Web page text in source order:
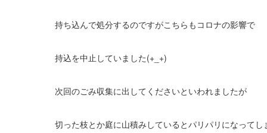
持ち込んで処分するのですがこちらもコロナの影響で
持込を中止していました(+_+)
次回のごみ収集に出してくださいといわれましたが
切った枝とか庭に山積みしているとパリパリになって